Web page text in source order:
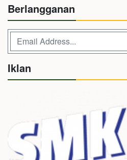
Berlangganan
Iklan